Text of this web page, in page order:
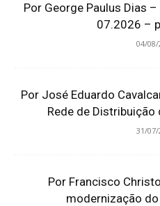
Por George Paulus Dias
07.2026 –
04/08/
Por José Eduardo
Rede de Distribuição
31/07/
Por Francisco
modernização